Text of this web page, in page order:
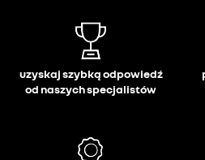
uzyskaj szybką odpowiedź
od naszych specjalistów